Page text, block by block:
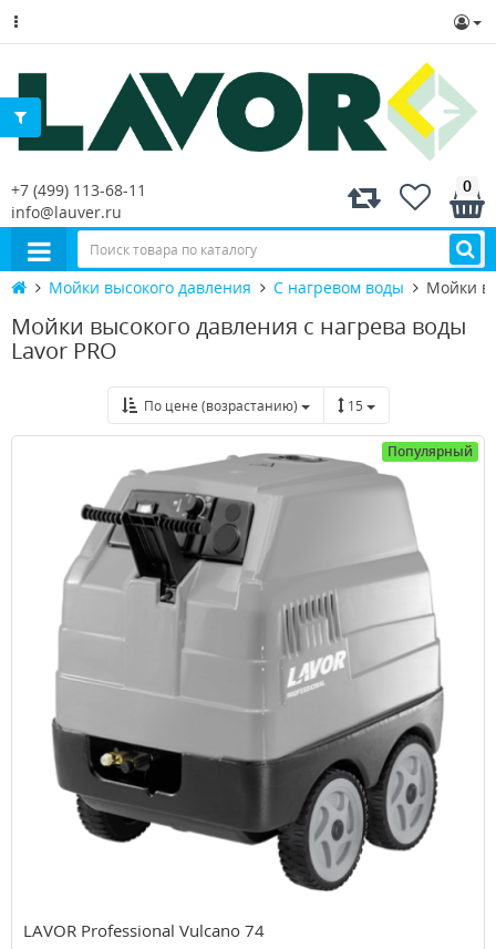
+7 (499) 113-68-11
info@lauver.ru
0
Мойки высокого давления С нагревом воды Мойки
Мойки высокого давления с нагрева воды
Lavor PRO
По цене (возрастанию) 15
Популярный
LAVOR Professional Vulcano 74